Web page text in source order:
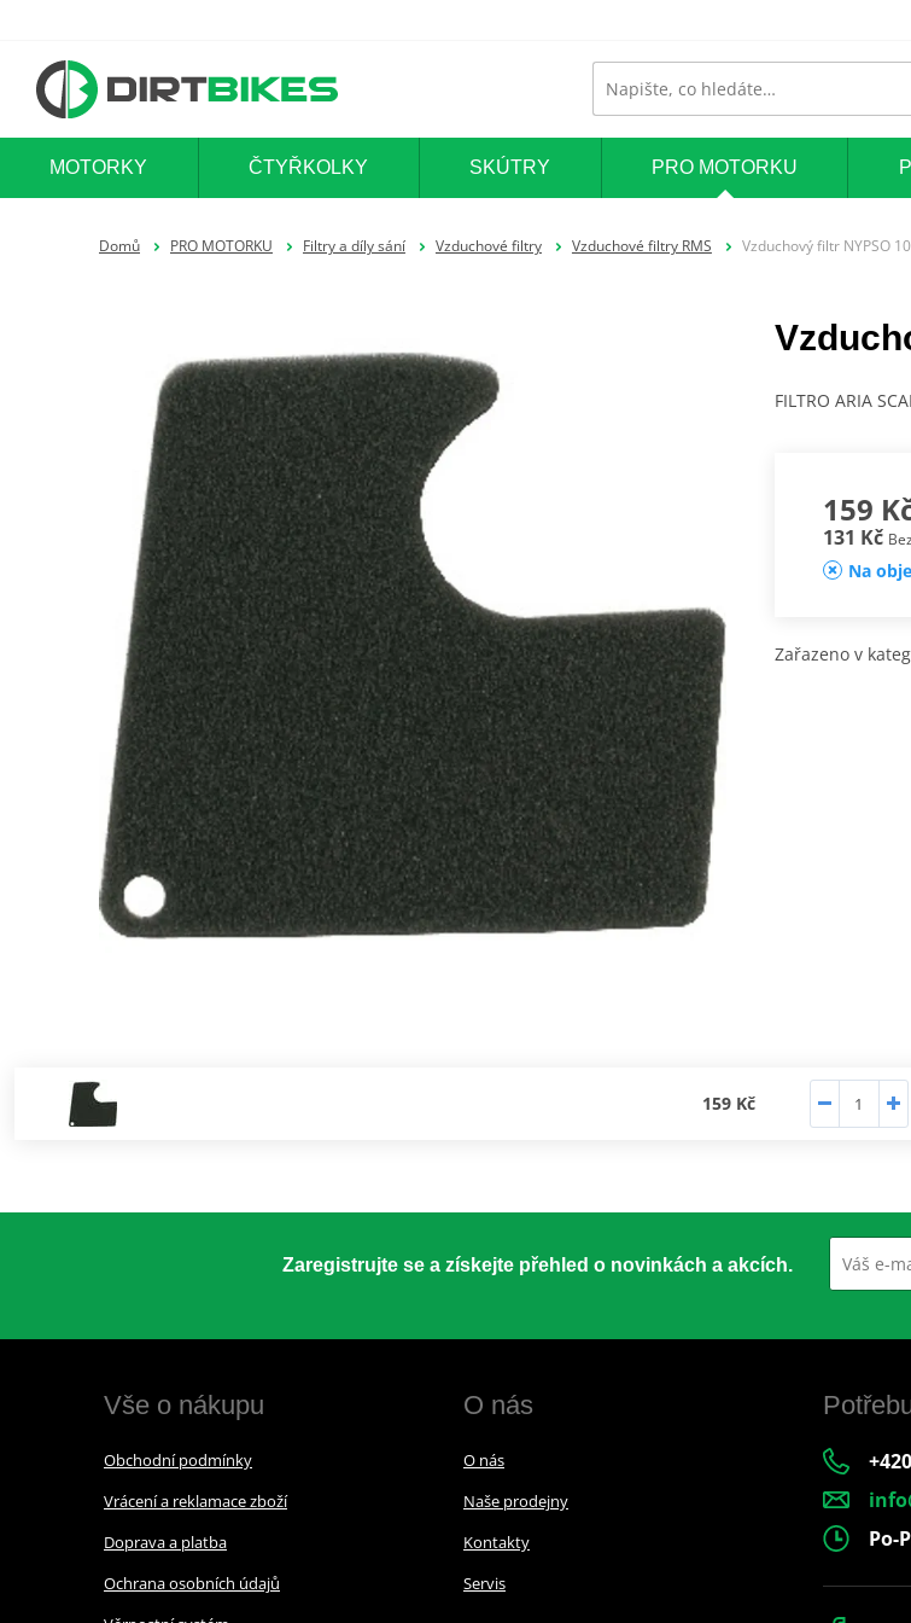
MOTORKY ČTYŘKOLKY SKÚTRY PRO MOTORKU
Domů PRO MOTORKU Filtry a díly sání Vzduchové filtry Vzduchové filtry RMS Vzduchový filtr NYPSO
FILTRO ARIA
159
131 Kč
Na
Zařazeno v
159 Kč
Zaregistrujte se a získejte přehled o novinkách a akcích.
Vše o nákupu
Obchodní podmínky
Vrácení a reklamace zboží
Doprava a platba
Ochrana osobních údajů
O nás
O nás
Naše prodejny
Kontakty
Servis
Po-